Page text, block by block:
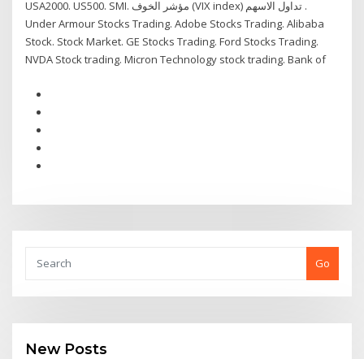
USA2000. US500. SMI. مؤشر الخوف (VIX index) تداول الاسهم .
Under Armour Stocks Trading. Adobe Stocks Trading. Alibaba
Stock. Stock Market. GE Stocks Trading. Ford Stocks Trading.
NVDA Stock trading. Micron Technology stock trading. Bank of
Go
New Posts